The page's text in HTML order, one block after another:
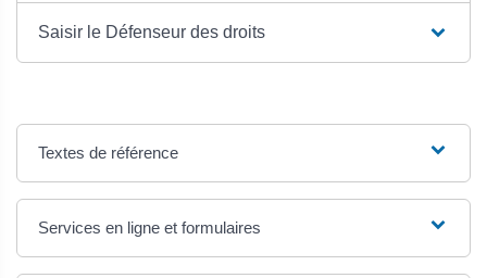
Saisir le Défenseur des droits
Textes de référence
Services en ligne et formulaires